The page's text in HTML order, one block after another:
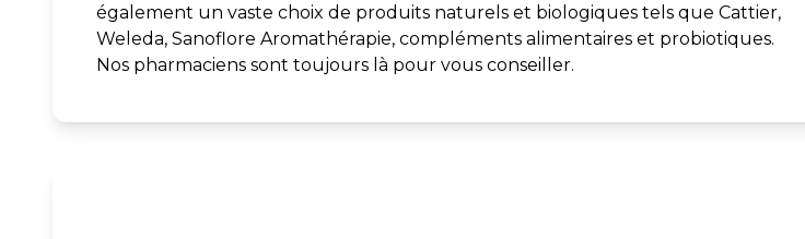
également un vaste choix de produits naturels et biologiques tels que Cattier,
Weleda, Sanoflore Aromathérapie, compléments alimentaires et probiotiques.
Nos pharmaciens sont toujours là pour vous conseiller.